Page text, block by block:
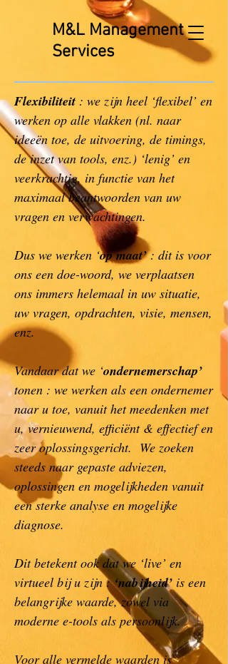
M&L Management
Services
Flexibiliteit : we zijn heel ‘flexibel’ en
werken op alle vlakken (nl. naar
ideeën toe, de uitvoering, de timings,
de inzet van tools, enz.) ‘lenig’ en
veerkrachtig, in functie van het
maximaal beantwoorden van uw
vragen en verwachtingen.
Dus we werken ‘op maat’: dit is voor
ons een doe-woord, we verplaatsen
ons immers helemaal in uw situatie,
uw vragen, opdrachten, visie, mensen,
enz.
Vandaar dat we ‘ondernemerschap’
tonen : we werken als een ondernemer
naar u toe, vanuit het meedenken met
u, vernieuwend, efficiënt & effectief en
zeer oplossingsgericht. We zoeken
steeds naar gepaste adviezen,
oplossingen en mogelijkheden vanuit
een sterke analyse en mogelijke
diagnose.
Dit betekent ook dat we ‘live’ en
virtueel bij u zijn :‘nabijheid’ is een
belangrijke waarde, zowel via
moderne e-tools als persoonlijk.
Voor alle vermelde waarden is